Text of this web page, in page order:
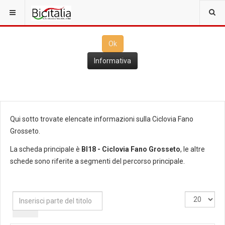
Questo sito utilizza i
Ok
Ok
Informativa
Qui sotto trovate elencate informazioni sulla Ciclovia Fano
Grosseto.
La scheda principale è BI18 - Ciclovia Fano Grosseto, le altre
schede sono riferite a segmenti del percorso principale.
Inserisci
parte
Visualizza
n.